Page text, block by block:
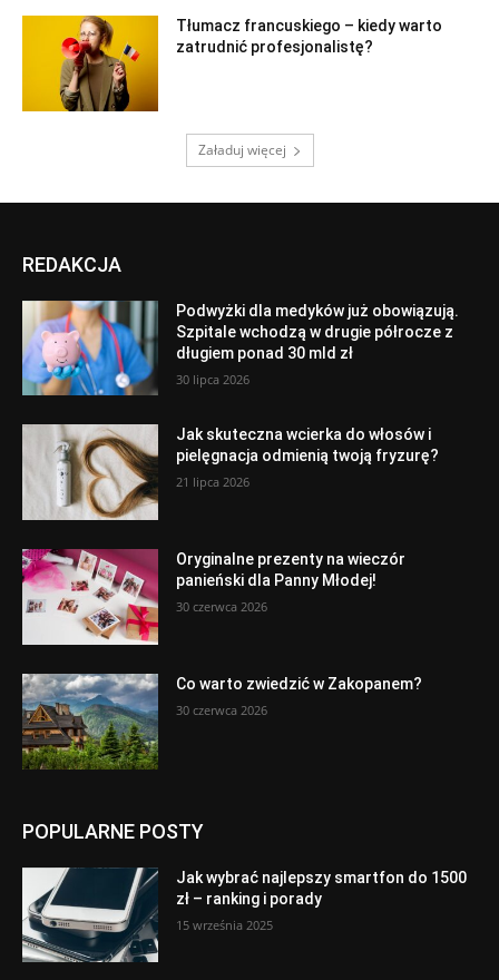
Tłumacz francuskiego – kiedy warto
zatrudnić profesjonalistę?
Załaduj więcej
REDAKCJA
Podwyżki dla medyków już obowiązują.
Szpitale wchodzą w drugie półrocze z
długiem ponad 30 mld zł
30 lipca 2026
Jak skuteczna wcierka do włosów i
pielęgnacja odmienią twoją fryzurę?
21 lipca 2026
Oryginalne prezenty na wieczór
panieński dla Panny Młodej!
30 czerwca 2026
Co warto zwiedzić w Zakopanem?
30 czerwca 2026
POPULARNE POSTY
Jak wybrać najlepszy smartfon do 1500
zł – ranking i porady
15 września 2025